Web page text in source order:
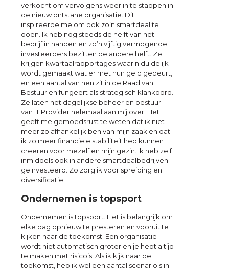
verkocht om vervolgens weer in te stappen in
de nieuw ontstane organisatie. Dit
inspireerde me om ook zo’n smartdeal te
doen. Ik heb nog steeds de helft van het
bedrijf in handen en zo’n vijftig vermogende
investeerders bezitten de andere helft. Ze
krijgen kwartaalrapportages waarin duidelijk
wordt gemaakt wat er met hun geld gebeurt,
en een aantal van hen zit in de Raad van
Bestuur en fungeert als strategisch klankbord.
Ze laten het dagelijkse beheer en bestuur
van IT Provider helemaal aan mij over. Het
geeft me gemoedsrust te weten dat ik niet
meer zo afhankelijk ben van mijn zaak en dat
ik zo meer financiële stabiliteit heb kunnen
creëren voor mezelf en mijn gezin. Ik heb zelf
inmiddels ook in andere smartdealbedrijven
geïnvesteerd. Zo zorg ik voor spreiding en
diversificatie.
Ondernemen is topsport
Ondernemen is topsport. Het is belangrijk om
elke dag opnieuw te presteren en vooruit te
kijken naar de toekomst. Een organisatie
wordt niet automatisch groter en je hebt altijd
te maken met risico’s. Als ik kijk naar de
toekomst, heb ik wel een aantal scenario's in